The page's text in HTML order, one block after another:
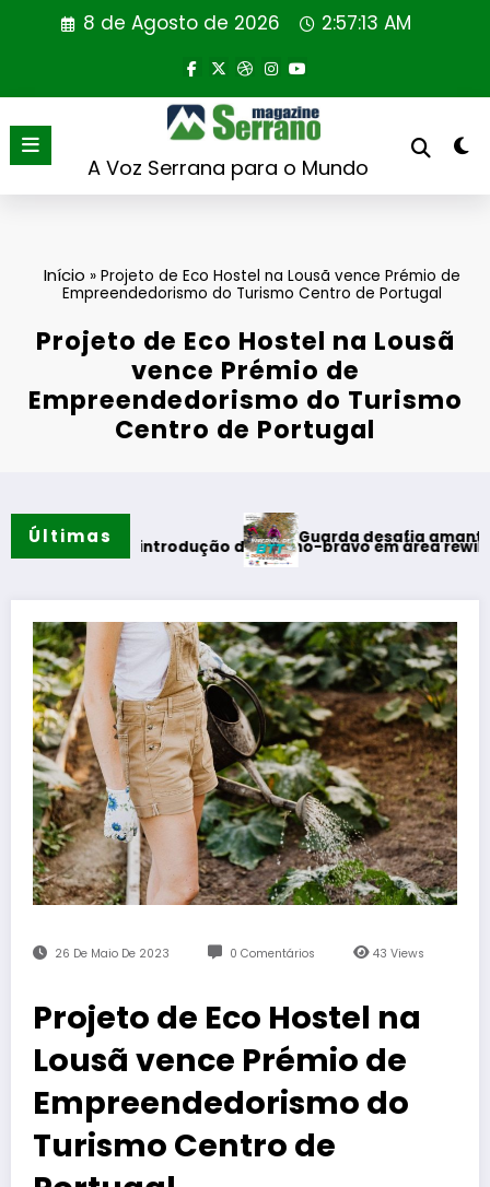
8 de Agosto de 2026 2:57:14 AM
A Voz Serrana para o Mundo
Início »Projeto de Eco Hostel na Lousã vence Prémio de
Empreendedorismo do Turismo Centro de Portugal
Projeto de Eco Hostel na Lousã
vence Prémio de
Empreendedorismo do Turismo
Centro de Portugal
Últimasde coelho-bravo em área rewilding
Guarda desafia amantes do BTT na
26 De Maio De 2023 0 Comentários 43Views
Projeto de Eco Hostel na
Lousã vence Prémio de
Empreendedorismo do
Turismo Centro de